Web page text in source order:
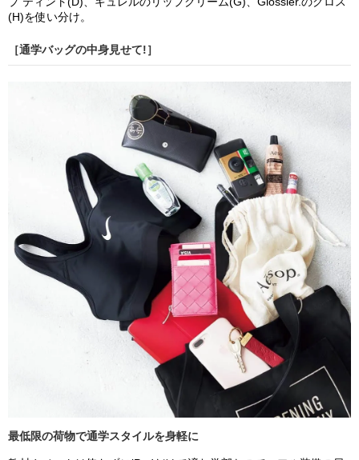
(H)を使い分け。
［通学バッグの中身見せて!］
最低限の荷物で通学スタイルを身軽に